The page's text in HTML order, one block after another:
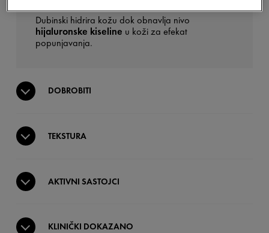
Dubinski hidrira kožu dok obnavlja nivo
hijaluronske kiseline u koži za efekat
popunjavanja.
DOBROBITI
TEKSTURA
AKTIVNI SASTOJCI
KLINIČKI DOKAZANO